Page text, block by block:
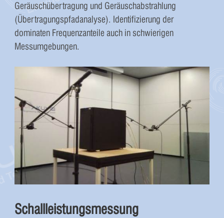
Geräuschübertragung und Geräuschabstrahlung
(Übertragungspfadanalyse). Identifizierung der
dominaten Frequenzanteile auch in schwierigen
Messumgebungen.
Schallleistungsmessung